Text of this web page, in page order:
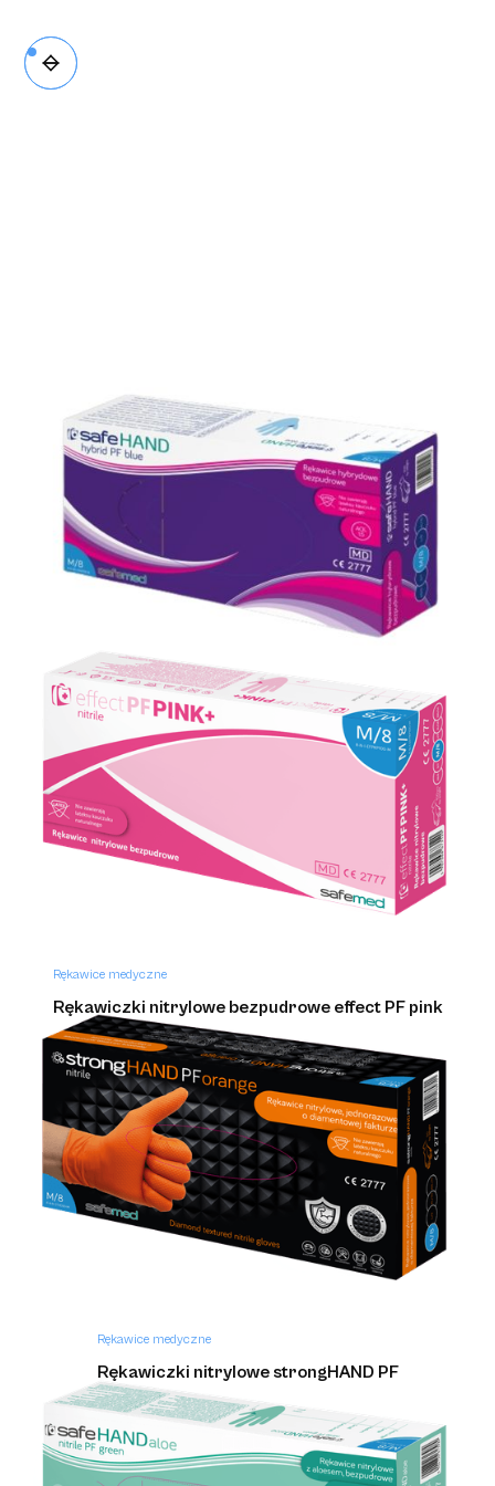
Rękawice medyczne
Rękawice hybrydowe bezpudrowe safehand
Rękawice medyczne
Rękawiczki nitrylowe bezpudrowe effect PF pink
Rękawice medyczne
Rękawiczki nitrylowe strongHAND PF